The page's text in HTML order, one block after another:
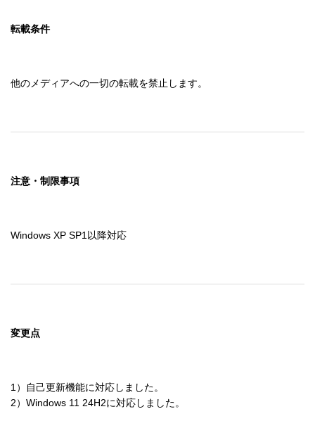
転載条件
他のメディアへの一切の転載を禁止します。
注意・制限事項
Windows XP SP1以降対応
変更点
1）自己更新機能に対応しました。
2）Windows 11 24H2に対応しました。